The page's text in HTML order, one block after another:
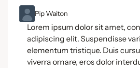
ML Pip Waiton
Lorem ipsum dolor sit amet,
adipiscing elit. Suspendisse
elementum tristique. Duis
viverra ornare, eros dolor